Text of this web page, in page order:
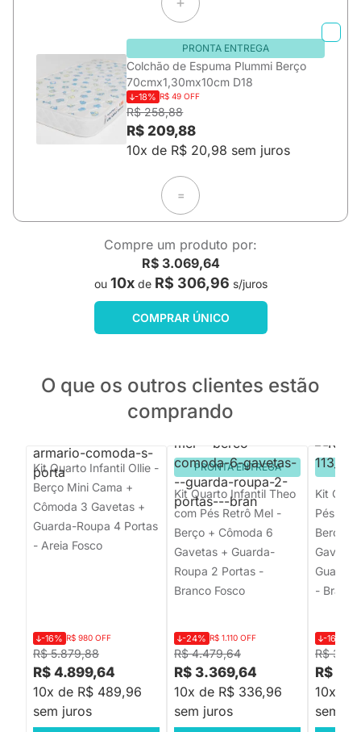
PRONTA ENTREGA
Colchão de Espuma Plummi Berço
70cmx1,30mx10cm D18
-18% R$ 49 OFF
R$ 258,88
R$ 209,88
10x de R$ 20,98 sem juros
=
Compre um produto por:
R$ 3.069,64
ou 10xde R$ 306,96 s/juros
COMPRAR ÚNICO
O que os outros clientes estão
comprando
Kit Quarto Infantil Ollie -
Berço Mini Cama +
Cômoda 3 Gavetas +
Guarda-Roupa 4 Portas
- Areia Fosco
R$ 5.879,88
-16% R$ 980 OFF
R$ 4.899,64
10x de R$ 489,96
sem juros
PRONTA ENTREGA
Kit Quarto Infantil Theo
com Pés Retrô Mel -
Berço + Cômoda 6
Gavetas + Guarda-
Roupa 2 Portas -
Branco Fosco
R$ 4.479,64
-24% R$ 1.110 OFF
R$ 3.369,64
10x de R$ 336,96
sem juros
Kit
Pés
Berço +
- Branco
R$
-16%
R$
10x de
sem